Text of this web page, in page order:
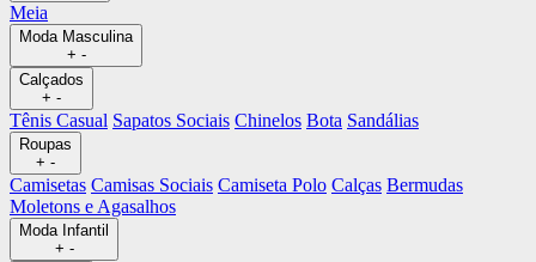
Meia
Moda Masculina
+ -
Calçados
+ -
Tênis Casual Sapatos Sociais Chinelos Bota Sandálias
Roupas
+ -
Camisetas Camisas Sociais Camiseta Polo Calças Bermudas
Moletons e Agasalhos
Moda Infantil
+ -